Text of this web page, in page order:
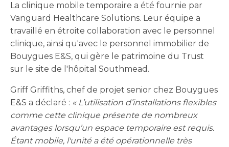
La clinique mobile temporaire a été fournie par
Vanguard Healthcare Solutions. Leur équipe a
travaillé en étroite collaboration avec le personnel
clinique, ainsi qu'avec le personnel immobilier de
Bouygues E&S, qui gère le patrimoine du Trust
sur le site de l'hôpital Southmead.
Griff Griffiths, chef de projet senior chez Bouygues
E&S a déclaré : « L’utilisation d’installations flexibles
comme cette clinique présente de nombreux
avantages lorsqu’un espace temporaire est requis.
Étant mobile, l'unité a été opérationnelle très